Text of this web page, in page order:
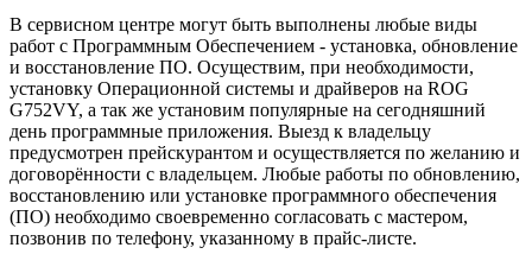
В сервисном центре могут быть выполнены любые виды
работ с Программным Обеспечением - установка, обновление
и восстановление ПО. Осуществим, при необходимости,
установку Операционной системы и драйверов на ROG
G752VY, а так же установим популярные на сегодняшний
день программные приложения. Выезд к владельцу
предусмотрен прейскурантом и осуществляется по желанию и
договорённости с владельцем. Любые работы по обновлению,
восстановлению или установке программного обеспечения
(ПО) необходимо своевременно согласовать с мастером,
позвонив по телефону, указанному в прайс-листе.